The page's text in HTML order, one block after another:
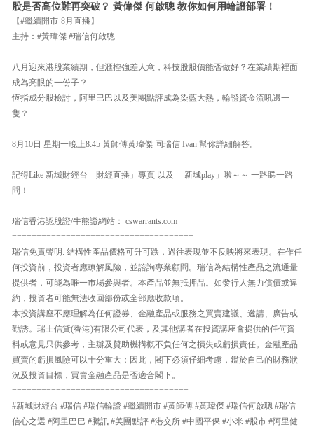
股是否高位難再突破？ 黃偉傑 何啟聰 教你如何用輪證部署！
【#繼續開市-8月直播】
主持：#黃瑋傑 #瑞信何啟聰
八月迎來港股業績期，但滙控強差人意，科技股股價能否做好？在業績期裡面
成為亮眼的一份子？
恆指成分股檢討，阿里巴巴以及美團點評成為染藍大熱，輪證資金流吼邊一
隻？
8月10日 星期一晚上8:45 黃師傅黃瑋傑 同瑞信 Ivan 幫你詳細解答。
記得Like 新城財經台「財經直播」專頁 以及「 新城play」啦～～ 一路睇一路
問！
瑞信香港認股證/牛熊證網站： cswarrants.com
=====================================
瑞信免責聲明: 結構性產品價格可升可跌，過往表現並不反映將來表現。在作任
何投資前，投資者應瞭解風險，並諮詢專業顧問。瑞信為結構性產品之流通量
提供者，可能為唯一巿場參與者。本產品並無抵押品。如發行人無力償債或違
約，投資者可能無法收回部份或全部應收款項。
本投資講座不應理解為任何證券、金融產品或服務之買賣建議、邀請、廣告或
勸誘。瑞士信貸(香港)有限公司代表，及其他講者在投資講座會提供的任何資
料或意見只供參考，主辦及贊助機構概不負任何之損失或虧損責任。金融產品
買賣的虧損風險可以十分重大；因此，閣下必須仔細考慮，鑑於自己的財務狀
況及投資目標，買賣金融產品是否適合閣下。
====================================
#新城財經台 #瑞信 #瑞信輪證 #繼續開市 #黃師傅 #黃瑋傑 #瑞信何啟聰 #瑞信
信心之選 #阿里巴巴 #騰訊 #美團點評 #港交所 #中國平保 #小米 #股市 #阿里健